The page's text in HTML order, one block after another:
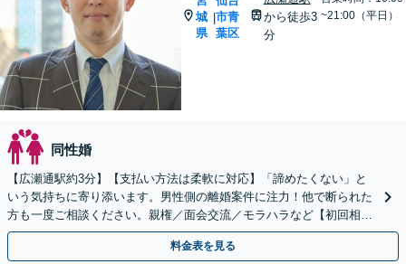
城
県
|市青
葉区
から徒歩3
分
~21:00（平日）
同性婚
【広瀬通駅約3分】【支払い方法は柔軟に対応】「諦めたくない」と
いう気持ちに寄り添います。男性側の離婚案件に注力！他で断られた
方も一度ご相談ください。親権／面会交流／モラハラなど【初回相談
60分無料】【オンライン相談可能】
料金表を見る